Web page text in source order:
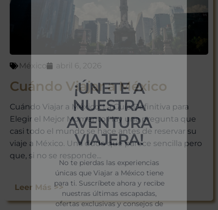
México abril 6, 2026
Cuándo Viajar a México
Cuándo Viajar a México: La Guía Definitiva para
Elegir el Mejor Momento Hay una pregunta que
casi todo el mundo se hace antes de reservar su
viaje a México. Una duda que parece sencilla pero
que, si no se responde...
Leer Más >>
¡ÚNETE A
NUESTRA
AVENTURA
VIAJERA!
No te pierdas las experiencias
únicas que Viajar a México tiene
para ti. Suscríbete ahora y recibe
nuestras últimas escapadas,
ofertas exclusivas y consejos de